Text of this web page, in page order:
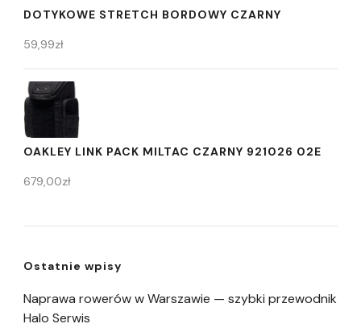
DOTYKOWE STRETCH BORDOWY CZARNY
59,99zł
OAKLEY LINK PACK MILTAC CZARNY 921026 02E
679,00zł
Ostatnie wpisy
Naprawa rowerów w Warszawie — szybki przewodnik
Halo Serwis